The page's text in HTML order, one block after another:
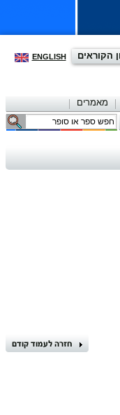
ENGLISH הקוראים
מאמרים
יצירת קשר